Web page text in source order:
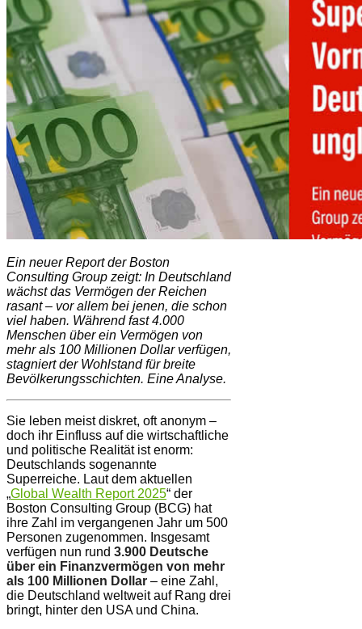
Menü Menü
Ein neuer Report der Boston
Consulting Group zeigt: In Deutschland
wächst das Vermögen der Reichen
rasant – vor allem bei jenen, die schon
viel haben. Während fast 4.000
Menschen über ein Vermögen von
mehr als 100 Millionen Dollar verfügen,
stagniert der Wohlstand für breite
Bevölkerungsschichten. Eine Analyse.
Sie leben meist diskret, oft anonym –
doch ihr Einfluss auf die wirtschaftliche
und politische Realität ist enorm:
Deutschlands sogenannte
Superreiche. Laut dem aktuellen
„Global Wealth Report 2025“ der
Boston Consulting Group (BCG) hat
ihre Zahl im vergangenen Jahr um 500
Personen zugenommen. Insgesamt
verfügen nun rund 3.900 Deutsche
über ein Finanzvermögen von mehr
als 100 Millionen Dollar – eine Zahl,
die Deutschland weltweit auf Rang drei
bringt, hinter den USA und China.